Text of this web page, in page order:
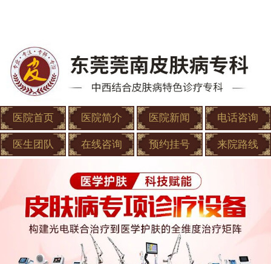
医院首页 医院简介 医院新闻 电话咨询
医生团队 在线咨询 预约挂号 来院路线